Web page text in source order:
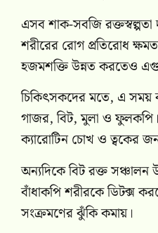
এসব শাক-সবজি
শরীরের রোগ প্রতিরোধ
হজমশক্তি উন্নত করতেও
চিকিৎসকদের মতে, এ সময়
গাজর, বিট, মুলা ও ফুলকপি।
ক্যারোটিন চোখ ও ত্বকের
অন্যদিকে বিট রক্ত
বাঁধাকপি শরীরকে ডিটক্স
সংক্রমণের ঝুঁকি কমায়।